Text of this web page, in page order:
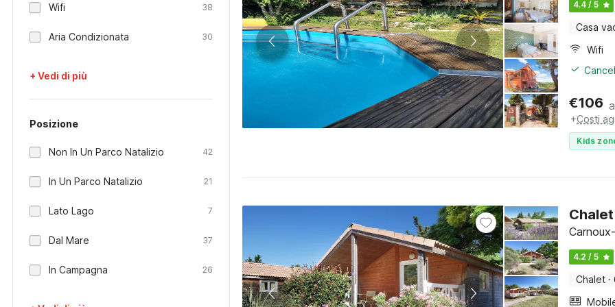
Wifi 38
Aria Condizionata 30
+ Vedi di più
Posizione
Non In Un Parco Natalizio 42
In Un Parco Natalizio 21
Lato Lago 7
Dal Mare 37
In Campagna 26
4.4 / 5
Casa
Wifi
€106
+Costi
Kids
4.2 / 5
Chalet ·